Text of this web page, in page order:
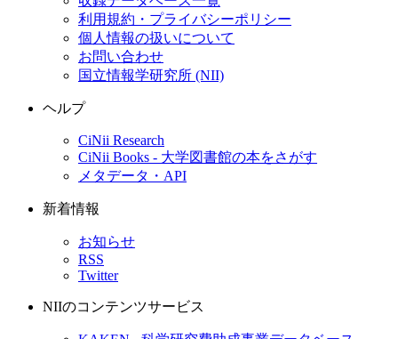
利用規約・プライバシーポリシー
個人情報の扱いについて
お問い合わせ
国立情報学研究所 (NII)
ヘルプ
CiNii Research
CiNii Books - 大学図書館の本をさがす
メタデータ・API
新着情報
お知らせ
RSS
Twitter
NIIのコンテンツサービス